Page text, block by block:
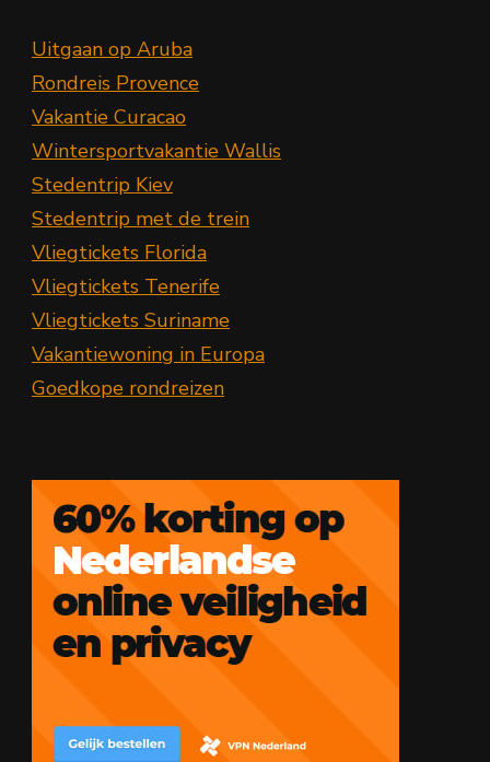
Uitgaan op Aruba
Rondreis Provence
Vakantie Curacao
Wintersportvakantie Wallis
Stedentrip Kiev
Stedentrip met de trein
Vliegtickets Florida
Vliegtickets Tenerife
Vliegtickets Suriname
Vakantiewoning in Europa
Goedkope rondreizen